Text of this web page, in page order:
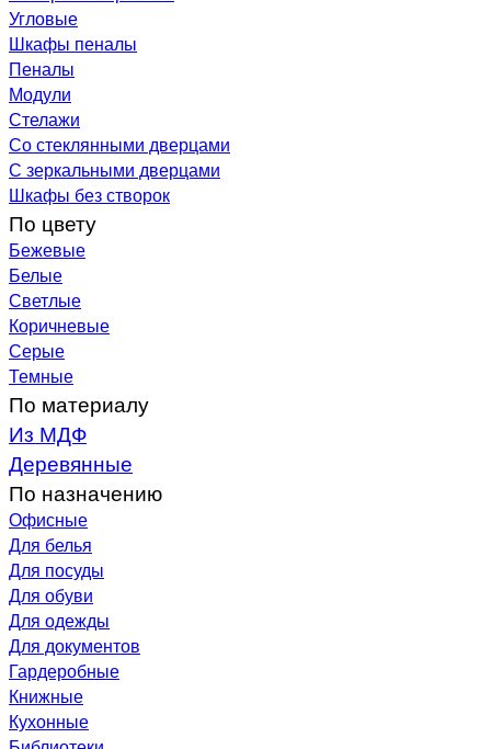
Угловые
Шкафы пеналы
Пеналы
Модули
Стелажи
Со стеклянными дверцами
С зеркальными дверцами
Шкафы без створок
По цвету
Бежевые
Белые
Светлые
Коричневые
Серые
Темные
По материалу
Из МДФ
Деревянные
По назначению
Офисные
Для белья
Для посуды
Для обуви
Для одежды
Для документов
Гардеробные
Книжные
Кухонные